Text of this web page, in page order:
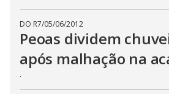
DO R7/05/06/2012
Peoas dividem
após malhação na
.